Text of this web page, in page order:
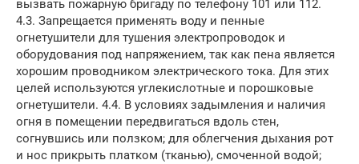
вызвать пожарную бригаду по телефону 101 или 112.
4.3. Запрещается применять воду и пенные
огнетушители для тушения электропроводок и
оборудования под напряжением, так как пена является
хорошим проводником электрического тока. Для этих
целей используются углекислотные и порошковые
огнетушители. 4.4. В условиях задымления и наличия
огня в помещении передвигаться вдоль стен,
согнувшись или ползком; для облегчения дыхания рот
и нос прикрыть платком (тканью), смоченной водой;